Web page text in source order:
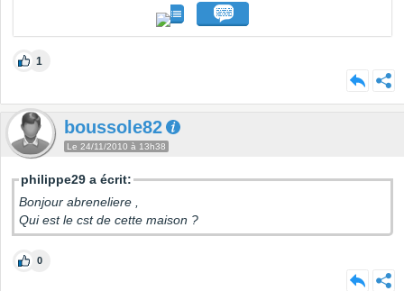
1
boussole82
Le 24/11/2010 à 13h38
philippe29 a écrit:
Bonjour abreneliere ,
Qui est le cst de cette maison ?
0